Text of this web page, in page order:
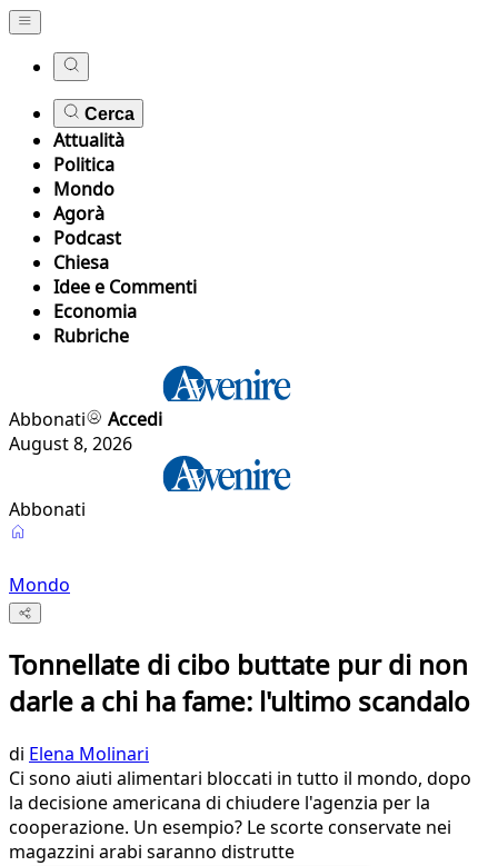
Cerca
Attualità
Politica
Mondo
Agorà
Podcast
Chiesa
Idee e Commenti
Economia
Rubriche
Abbonati
Accedi
August 8, 2026
Abbonati
Mondo
Tonnellate di cibo buttate pur di non
darle a chi ha fame: l'ultimo scandalo
di Elena Molinari
Ci sono aiuti alimentari bloccati in tutto il mondo, dopo
la decisione americana di chiudere l'agenzia per la
cooperazione. Un esempio? Le scorte conservate nei
magazzini arabi saranno distrutte